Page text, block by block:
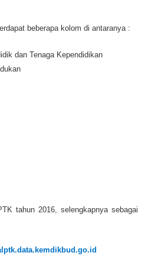
beberapa kolom di antaranya :
dan Tenaga Kependidikan
tahun 2016, selengkapnya sebagai